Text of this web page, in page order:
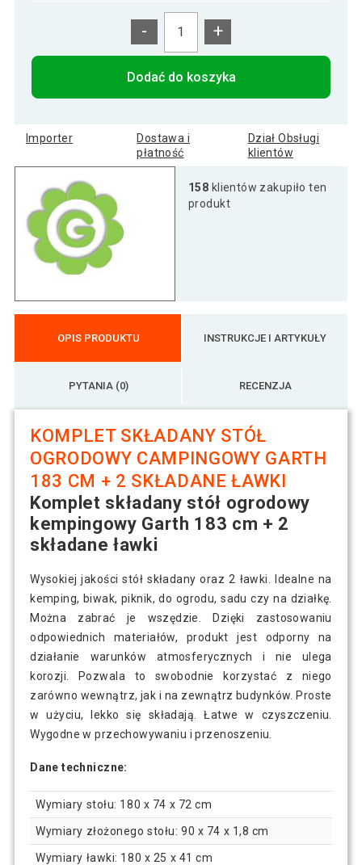
- +
Dodać do koszyka
Importer
Dostawa i
płatność
Dział Obsługi
klientów
158 klientów zakupiło ten
produkt
OPIS PRODUKTU INSTRUKCJE I ARTYKUŁY
PYTANIA (0) RECENZJA
KOMPLET SKŁADANY STÓŁ
OGRODOWY CAMPINGOWY GARTH
183 CM + 2 SKŁADANE ŁAWKI
Komplet składany stół ogrodowy
kempingowy Garth 183 cm + 2
składane ławki
Wysokiej jakości stół składany oraz 2 ławki. Idealne na
kemping, biwak, piknik, do ogrodu, sadu czy na działkę.
Można zabrać je wszędzie. Dzięki zastosowaniu
odpowiednich materiałów, produkt jest odporny na
działanie warunków atmosferycznych i nie ulega
korozji. Pozwala to swobodnie korzystać z niego
zarówno wewnątrz, jak i na zewnątrz budynków. Proste
w użyciu, lekko się składają. Łatwe w czyszczeniu.
Wygodne w przechowywaniu i przenoszeniu.
Dane techniczne:
Wymiary stołu: 180 x 74 x 72 cm
Wymiary złożonego stołu: 90 x 74 x 1,8 cm
Wymiary ławki: 180 x 25 x 41 cm